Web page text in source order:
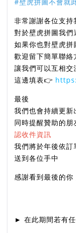
#壁虎拼圖不會就
非常謝謝各位支
對於壁虎拼圖我們
如果你也對壁虎拼
歡迎留下簡單聯絡
讓我們可以互相
這邊填表👉
最後
我們也會持續更新
同時提醒贊助的朋
認收件資訊
我們將於年後依
送到各位手中
感謝看到最後的你
► 在此期間若有任